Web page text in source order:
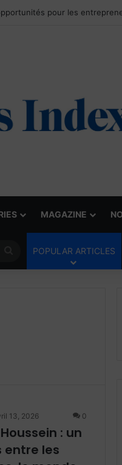
MAGAZINE
Rechercher
POPULAR ARTICLES
13, 2026 0
: un
entre les